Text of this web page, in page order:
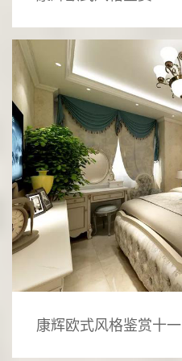
康辉欧式风格鉴赏十一